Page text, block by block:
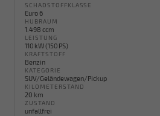
SCHADSTOFFKLASSE
Euro 6
HUBRAUM
1.498 ccm
LEISTUNG
110 kW (150 PS)
KRAFTSTOFF
Benzin
KATEGORIE
SUV/Geländewagen/Pickup
KILOMETERSTAND
20 km
ZUSTAND
unfallfrei